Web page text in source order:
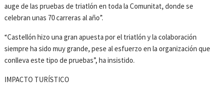
auge de las pruebas de triatlón en toda la Comunitat, donde se
celebran unas 70 carreras al año”.
“Castellón hizo una gran apuesta por el triatlón y la colaboración
siempre ha sido muy grande, pese al esfuerzo en la organización que
conlleva este tipo de pruebas”, ha insistido.
IMPACTO TURÍSTICO